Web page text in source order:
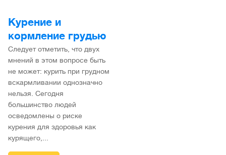
Курение и
кормление грудью
Следует отметить, что двух
мнений в этом вопросе быть
не может: курить при грудном
вскармливании однозначно
нельзя. Сегодня
большинство людей
осведомлены о риске
курения для здоровья как
курящего,...